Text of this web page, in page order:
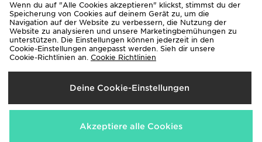
Lieferung Nach
Österreich
Wir akzeptieren folgende Zahlungsmethoden
Wenn du auf "Alle Cookies akzeptieren" klickst, stimmst du der
Speicherung von Cookies auf deinem Gerät zu, um die
Navigation auf der Website zu verbessern, die Nutzung der
Website zu analysieren und unsere Marketingbemühungen zu
unterstützen. Die Einstellungen können jederzeit in den
Cookie-Einstellungen angepasst werden. Sieh dir unsere
Cookie-Richtlinien an. Cookie Richtlinien
Deine Cookie-Einstellungen
Akzeptiere alle Cookies